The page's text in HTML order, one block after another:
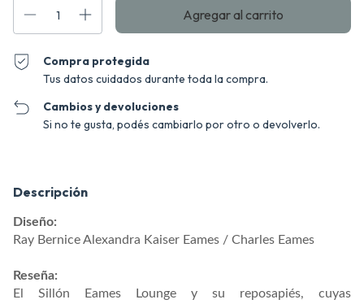
Compra protegida
Tus datos cuidados durante toda la compra.
Cambios y devoluciones
Si no te gusta, podés cambiarlo por otro o devolverlo.
Descripción
Diseño:
Ray Bernice Alexandra Kaiser Eames / Charles Eames
Reseña:
El Sillón Eames Lounge y su reposapiés, cuyas